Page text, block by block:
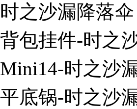
时之沙漏降落
背包挂件-时之
Mini14-时之沙
平底锅-时之沙